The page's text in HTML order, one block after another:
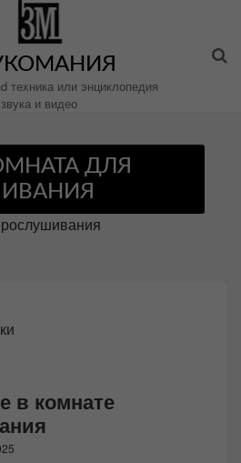
техника или энциклопедия
звука и видео
ДЛЯ
в комнате